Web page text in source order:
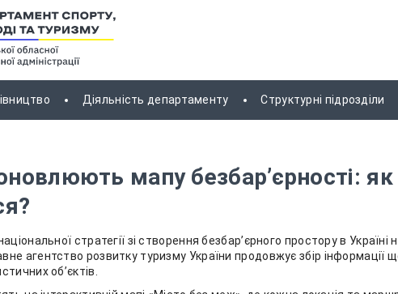
Діяльність департаменту Структурні підрозділи
мапу безбар’єрності: як
стратегії зі створення безбар’єрного простору в Україні
агентство розвитку туризму України продовжує збір інформації
об’єктів.